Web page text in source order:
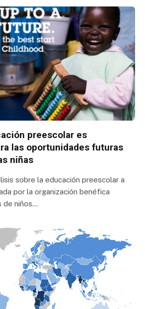
preescolar es
las oportunidades futuras
niñas
sobre la educación preescolar a
por la organización benéfica
de niños…